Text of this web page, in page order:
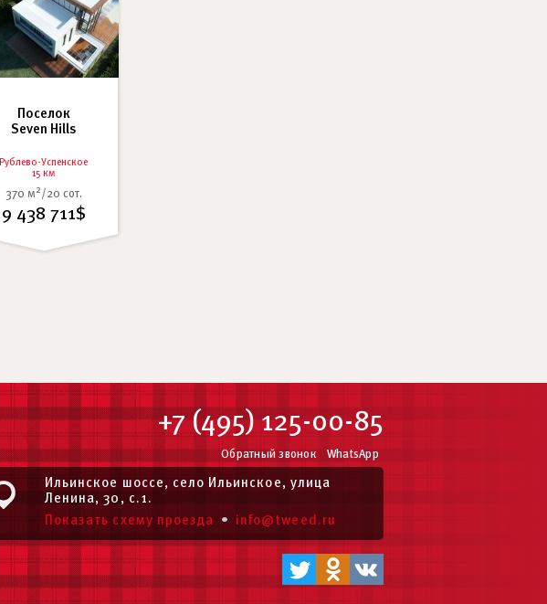
Поселок
Seven Hills
Рублево-Успенское
15 км
370 м 2 /20 сот.
9 438 711$
+7 (495) 125-00-85
Обратный звонок WhatsApp
Ильинское шоссе, село Ильинское, улица
Ленина, 30, с.1.
Показать схему проезда
• info@tweed.ru